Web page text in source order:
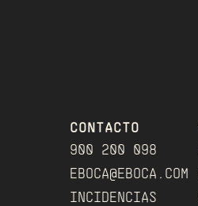
CONTACTO
900 200 098
EBOCA@EBOCA.COM
INCIDENCIAS